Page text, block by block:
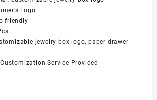
Logo
friendly
jewelry box logo, paper drawer
Customization Service Provided